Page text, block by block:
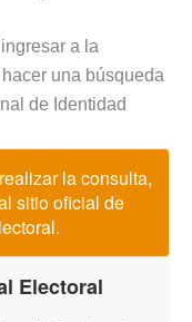
a la
una búsqueda
de Identidad